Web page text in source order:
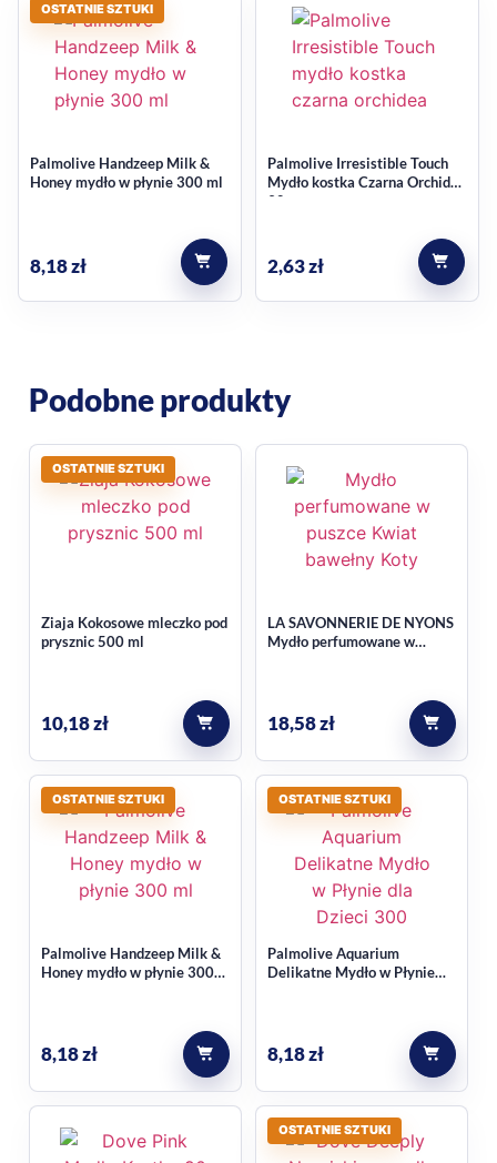
Wygoda w domu i przy
umywalce
opakowanie 300 ml z pompką,
odpowiednie do regularnego stosowania przez całą
łagodna formuła nastawiona na komfort skóry,
praktyczny wybór do łazienki lub kuchni.
Jeśli porównujesz mydła w płynie pod kątem codziennego
użycia, zwróć uwagę na prostotę dozowania, pojemność i
komfort mycia. Ten wariant łączy te elementy w jednym
produkcie, dlatego sprawdzi się tam, gdzie liczy się szybkie i
higieniczne korzystanie przez wielu domowników. Zobacz
Najczęstsze pytania
codziennego mycia rąk?
Tak, opis produktu wskazuje, że zostało stworzone z myślą o
codziennej higienie całej rodziny i regularnym stosowaniu.
Jakie opakowanie ma ten
produkt?
Produkt ma pojemność 300 ml i wygodną pompkę, która
ułatwia dozowanie odpowiedniej ilości mydła.
OSTATNIE SZTUKI
Palmolive Handzeep Milk &
Honey mydło w płynie 300 ml
8,18zł
Palmolive Irresistible Touch
Mydło kostka Czarna Orchidea
90g
2,63zł
Podobne produkty
OSTATNIE SZTUKI
Ziaja Kokosowe mleczko pod
prysznic 500 ml
10,18zł
LA SAVONNERIE DE NYONS
Mydło perfumowane w
18,58zł
OSTATNIE SZTUKI
Palmolive Handzeep Milk &
Honey mydło w płynie 300
8,18zł
OSTATNIE SZTUKI
Palmolive Aquarium
Delikatne Mydło w Płynie
8,18zł
OSTATNIE SZTUKI